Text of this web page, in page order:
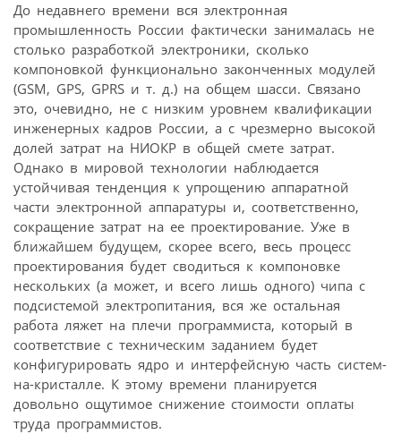
До недавнего времени вся электронная
промышленность России фактически занималась не
столько разработкой электроники, сколько
компоновкой функционально законченных модулей
(GSM, GPS, GPRS и т. д.) на общем шасси. Связано
это, очевидно, не с низким уровнем квалификации
инженерных кадров России, а с чрезмерно высокой
долей затрат на НИОКР в общей смете затрат.
Однако в мировой технологии наблюдается
устойчивая тенденция к упрощению аппаратной
части электронной аппаратуры и, соответственно,
сокращение затрат на ее проектирование. Уже в
ближайшем будущем, скорее всего, весь процесс
проектирования будет сводиться к компоновке
нескольких (а может, и всего лишь одного) чипа с
подсистемой электропитания, вся же остальная
работа ляжет на плечи программиста, который в
соответствие с техническим заданием будет
конфигурировать ядро и интерфейсную часть систем-
на-кристалле. К этому времени планируется
довольно ощутимое снижение стоимости оплаты
труда программистов.